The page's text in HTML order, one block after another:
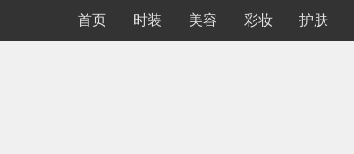
首页 时装 美容 彩妆 护肤